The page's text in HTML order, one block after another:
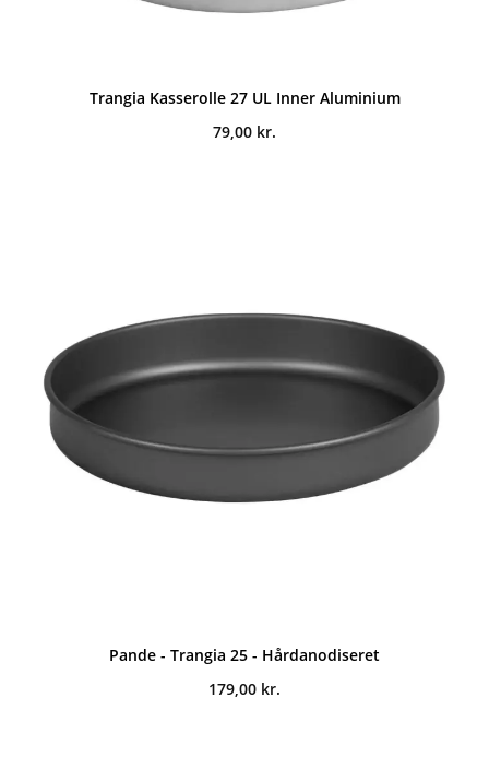
Trangia Kasserolle 27 UL Inner Aluminium
79,00 kr.
Pande - Trangia 25 - Hårdanodiseret
179,00 kr.